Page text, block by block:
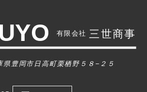
豊岡市日高町栗栖野５８−２５